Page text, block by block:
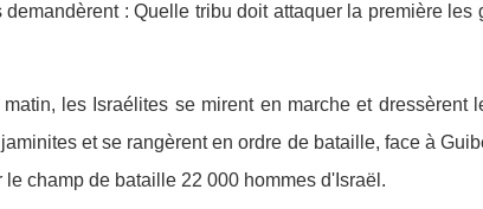
: Quelle tribu doit attaquer la première
les Israélites se mirent en marche et dressèrent
et se rangèrent en ordre de bataille, face à
le champ de bataille 22 000 hommes d'Israël.